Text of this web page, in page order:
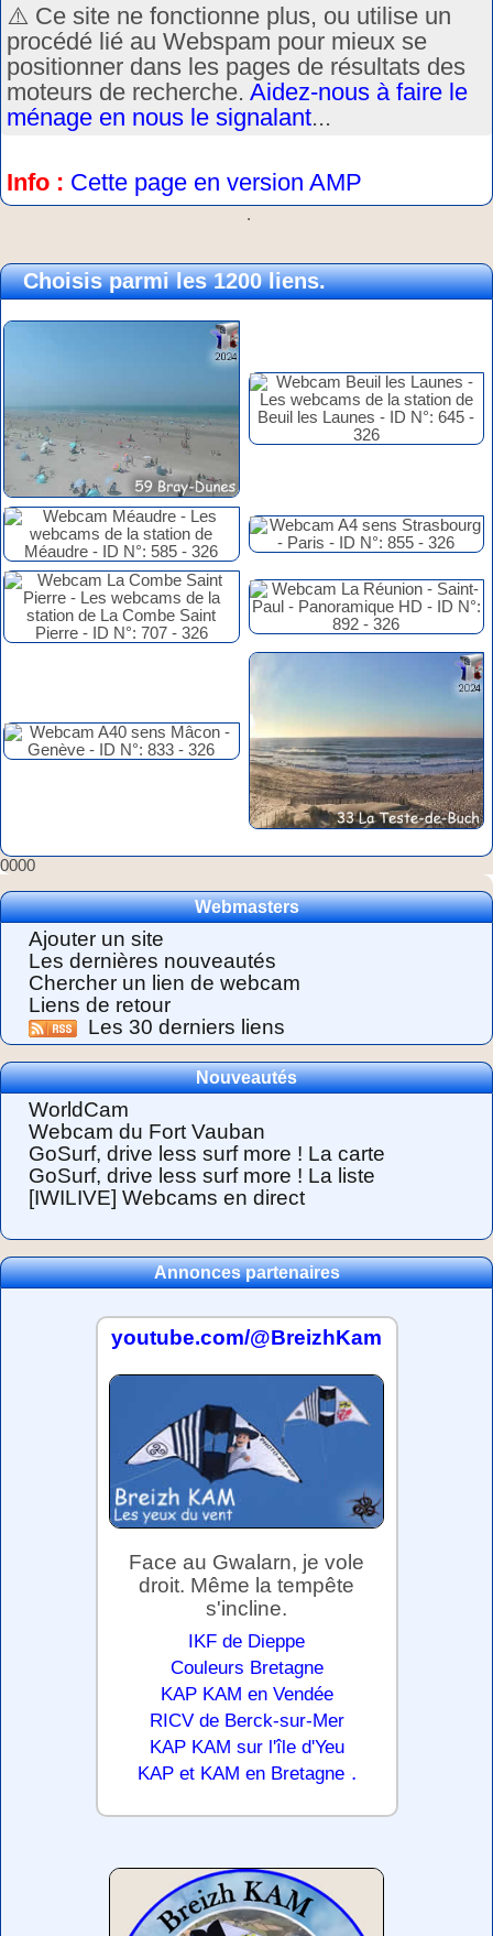
⚠️ Ce site ne fonctionne plus, ou utilise un
procédé lié au Webspam pour mieux se
positionner dans les pages de résultats des
moteurs de recherche. Aidez-nous à faire le
ménage en nous le signalant...
Info : Cette page en version AMP
.
Choisis parmi les 1200 liens.
0000
Webmasters
Ajouter un site
Les dernières nouveautés
Chercher un lien de webcam
Liens de retour
Les 30 derniers liens
Nouveautés
WorldCam
Webcam du Fort Vauban
GoSurf, drive less surf more ! La carte
GoSurf, drive less surf more ! La liste
[IWILIVE] Webcams en direct
Annonces partenaires
youtube.com/@BreizhKam
Face au Gwalarn, je vole
droit. Même la tempête
s'incline.
IKF de Dieppe
Couleurs Bretagne
KAP KAM en Vendée
RICV de Berck-sur-Mer
KAP KAM sur l'île d'Yeu
KAP et KAM en Bretagne .